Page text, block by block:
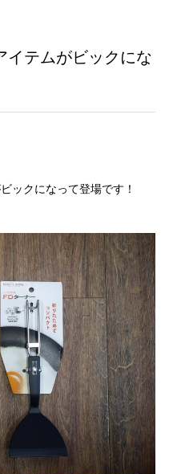
イテムがビックにな
ックになって登場です！